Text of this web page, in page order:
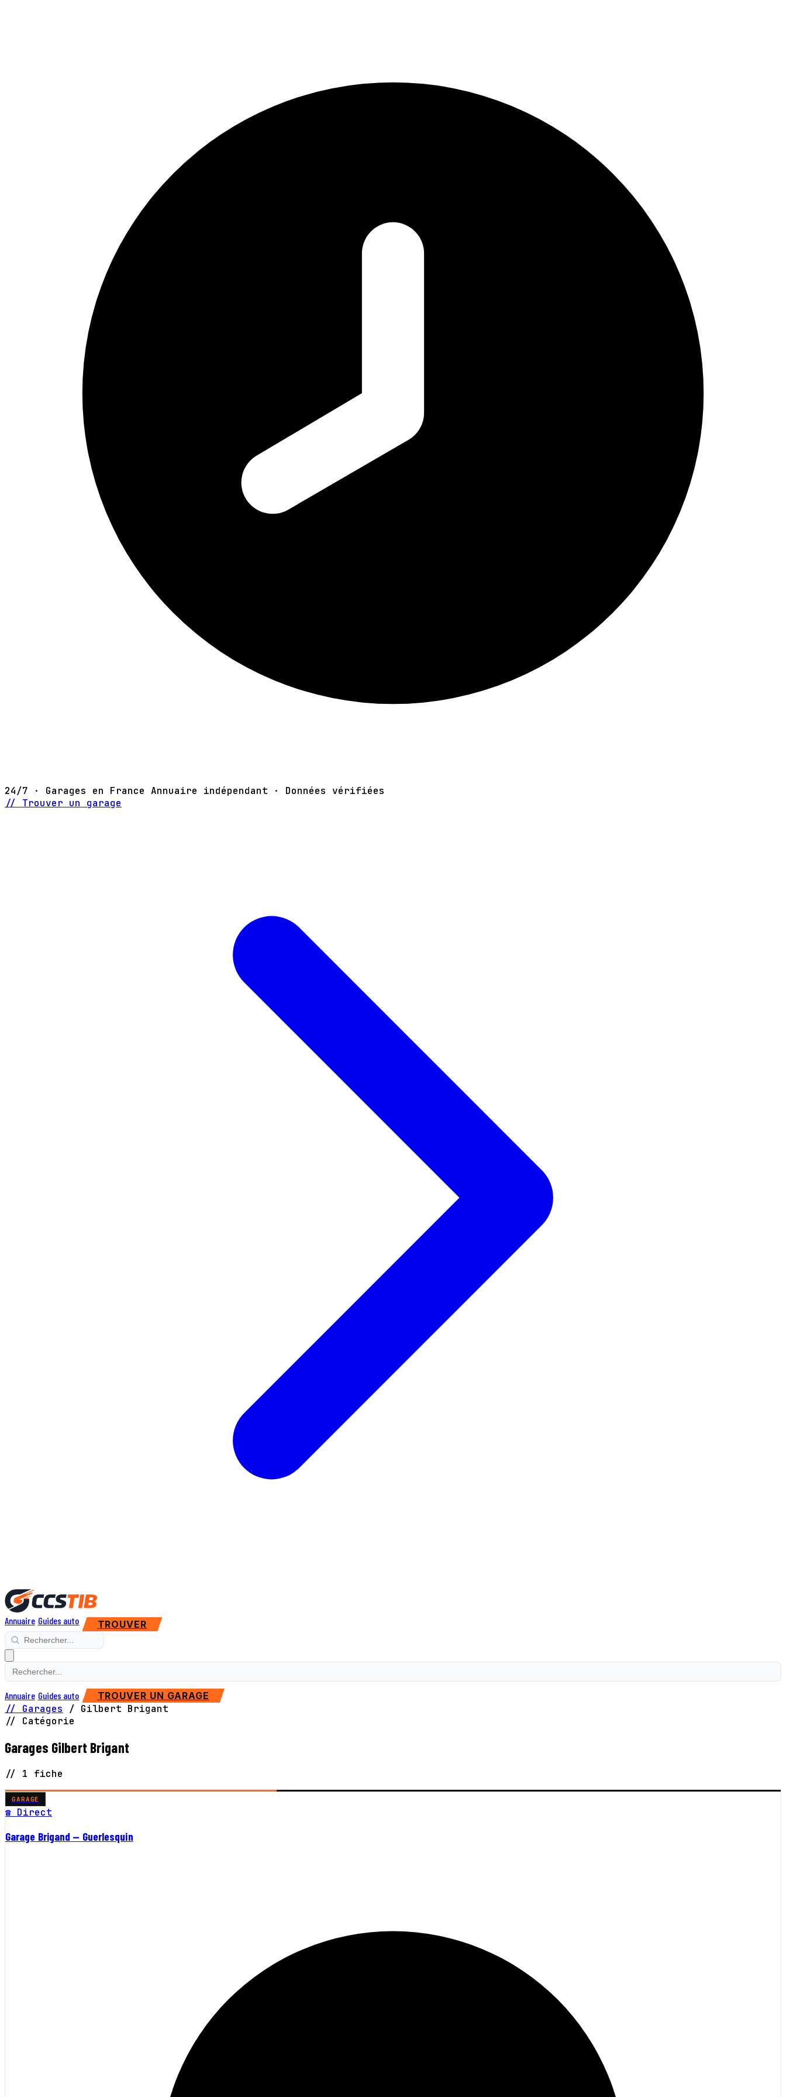
24/7 · Garages en France Annuaire indépendant · Données vérifiées
// Trouver un garage
Annuaire Guides auto TROUVER
Annuaire Guides auto TROUVER UN GARAGE
// Garages / Gilbert Brigant
// Catégorie
Garages Gilbert Brigant
// 1 fiche
GARAGE
☎ Direct
Garage Brigand — Guerlesquin